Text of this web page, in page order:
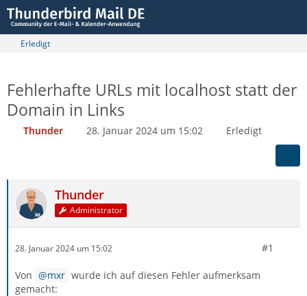
Erledigt
Fehlerhafte URLs mit localhost statt der
Domain in Links
Thunder 28. Januar 2024 um 15:02 Erledigt
Thunder
Administrator
28. Januar 2024 um 15:02 #1
Von mxr wurde ich auf diesen Fehler aufmerksam
gemacht: